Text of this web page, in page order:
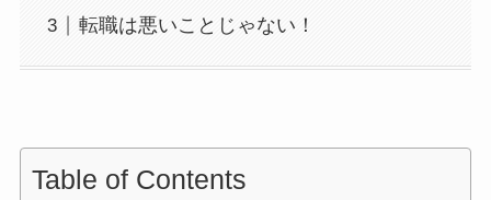
転職は悪いことじゃない！
Table of Contents